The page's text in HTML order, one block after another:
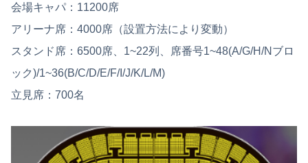
会場キャパ：11200席
アリーナ席：4000席（設置方法により変動）
スタンド席：6500席、1~22列、席番号1~48(A/G/H/Nブロ
ック)/1~36(B/C/D/E/F/I/J/K/L/M)
立見席：700名